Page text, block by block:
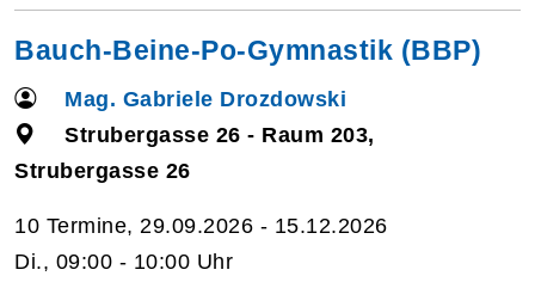
Bauch-Beine-Po-Gymnastik (BBP)
Mag. Gabriele Drozdowski
Strubergasse 26 - Raum 203,
Strubergasse 26
10 Termine, 29.09.2026 - 15.12.2026
Di., 09:00 - 10:00 Uhr